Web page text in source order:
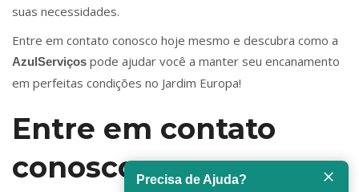
suas necessidades.
Entre em contato conosco hoje mesmo e descubra como a
AzulServiços pode ajudar você a manter seu encanamento
em perfeitas condições no Jardim Europa!
Entre em contato
conoscoPrecisa de Ajuda?